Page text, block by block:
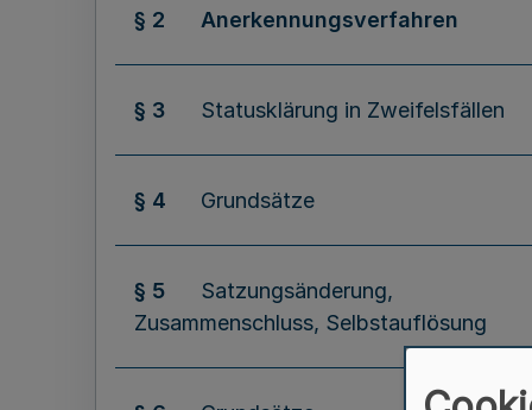
§ 2 Anerkennungsverfahren
§ 3 Statusklärung in Zweifelsfällen
§ 4 Grundsätze
§ 5
Satzungsänderung,
Zusammenschluss, Selbstauflösung